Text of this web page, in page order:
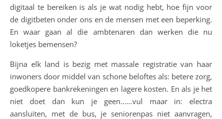
digitaal te bereiken is als je wat nodig hebt, hoe fijn voor
de digitbeten onder ons en de mensen met een beperking.
En waar gaan al die ambtenaren dan werken die nu
loketjes bemensen?
Bijna elk land is bezig met massale registratie van haar
inwoners door middel van schone beloftes als: betere zorg,
goedkopere bankrekeningen en lagere kosten. En als je het
niet doet dan kun je geen……vul maar in: electra
aansluiten, met de bus, je seniorenpas niet aanvragen,